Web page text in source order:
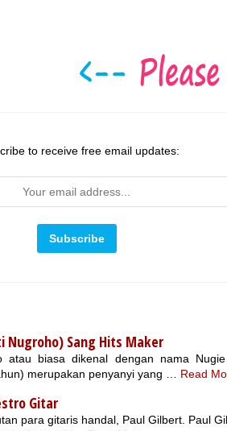
to receive free email updates:
Nugroho) Sang Hits Maker
atau biasa dikenal dengan nama
merupakan penyanyi yang …
Read
Gitar
para gitaris handal, Paul Gilbert. Paul